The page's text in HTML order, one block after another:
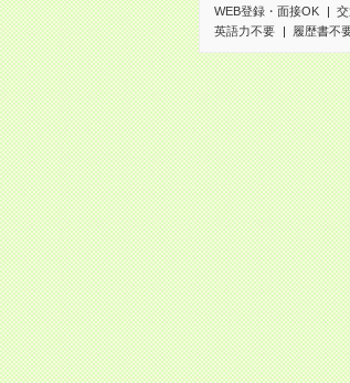
WEB登録・面接OK
英語力不要
履歴書不